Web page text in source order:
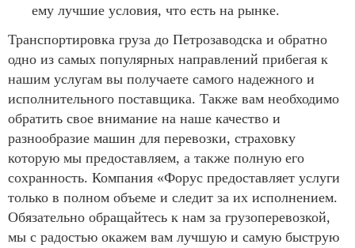
ему лучшие условия, что есть на рынке.
Транспортировка груза до Петрозаводска и обратно
одно из самых популярных направлений прибегая к
нашим услугам вы получаете самого надежного и
исполнительного поставщика. Также вам необходимо
обратить свое внимание на наше качество и
разнообразие машин для перевозки, страховку
которую мы предоставляем, а также полную его
сохранность. Компания «Форус предоставляет услуги
только в полном объеме и следит за их исполнением.
Обязательно обращайтесь к нам за грузоперевозкой,
мы с радостью окажем вам лучшую и самую быструю